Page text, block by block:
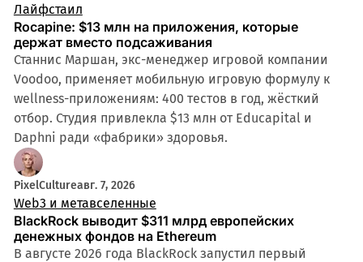
Лайфстаил
Rocapine: $13 млн на приложения, которые
держат вместо подсаживания
Станнис Маршан, экс-менеджер игровой компании
Voodoo, применяет мобильную игровую формулу к
wellness-приложениям: 400 тестов в год, жёсткий
отбор. Студия привлекла $13 млн от Educapital и
Daphni ради «фабрики» здоровья.
PixelCultureавг. 7, 2026
Web3 и метавселенные
BlackRock выводит $311 млрд европейских
денежных фондов на Ethereum
В августе 2026 года BlackRock запустил первый